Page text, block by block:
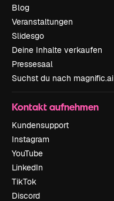
Blog
Veranstaltungen
Slidesgo
Deine Inhalte verkaufen
Pressesaal
Suchst du nach magnific.ai
Kontakt aufnehmen
Kundensupport
Instagram
YouTube
LinkedIn
TikTok
Discord